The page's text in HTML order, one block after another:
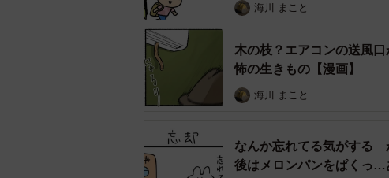
みについて相談します。さらに店に保管
な服を選んでいたのか徹底的に分析し始
ツツジは親身に協力してくれます。
海川 まこと
木の枝？エアコンの送風
怖の生きもの【漫画】
海川 まこと
なんか忘れてる気がする
後はメロンパンをぱくっ…